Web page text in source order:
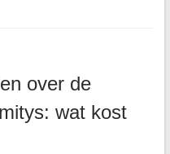
over de
wat kost